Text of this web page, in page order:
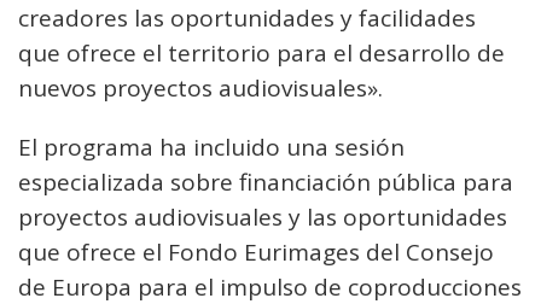
creadores las oportunidades y facilidades
que ofrece el territorio para el desarrollo de
nuevos proyectos audiovisuales».
El programa ha incluido una sesión
especializada sobre financiación pública para
proyectos audiovisuales y las oportunidades
que ofrece el Fondo Eurimages del Consejo
de Europa para el impulso de coproducciones